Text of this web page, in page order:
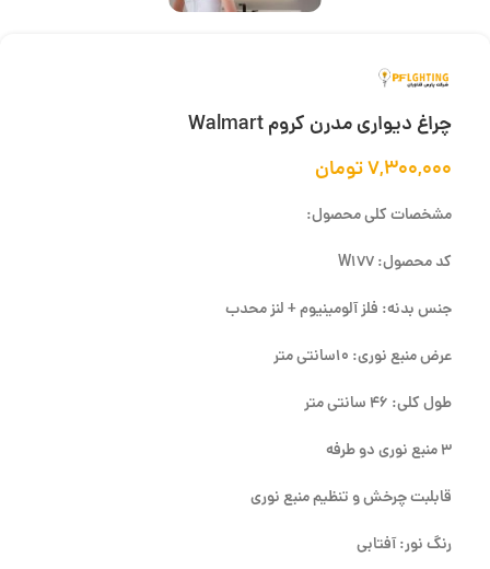
چراغ دیواری مدرن کروم Walmart
۷,۳۰۰,۰۰۰تومان
مشخصات کلی محصول:
کد محصول: W177
جنس بدنه: فلز آلومینیوم + لنز محدب
عرض منبع نوری: 10سانتی متر
طول کلی: 46 سانتی متر
3 منبع نوری دو طرفه
قابلبت چرخش و تنظیم منبع نوری
رنگ نور: آفتابی